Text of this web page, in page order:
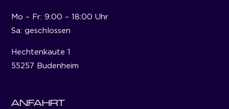
Mo – Fr: 9:00 – 18:00 Uhr
Sa: geschlossen
Hechtenkaute 1
55257 Budenheim
ANFAHRT